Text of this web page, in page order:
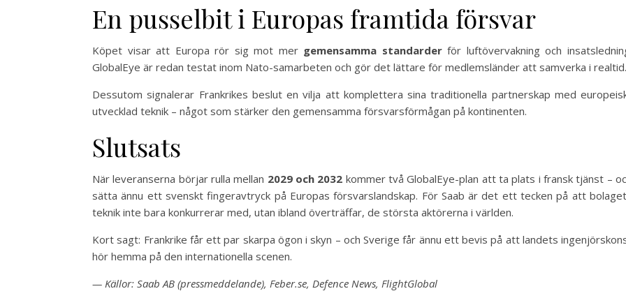
En pusselbit i Europas framtida försvar
Köpet visar att Europa rör sig mot mer gemensamma standarderför luftövervakning och
GlobalEye är redan testat inom Nato-samarbeten och gör det lättare för medlemsländer att samverka i realtid.
Dessutom signalerar Frankrikes beslut en vilja att komplettera sina traditionella partnerskap med
utvecklad teknik – något som stärker den gemensamma försvarsförmågan på kontinenten.
Slutsats
När leveranserna börjar rulla mellan 2029 och 2032 kommer två GlobalEye-plan att ta plats i fransk tjänst –
sätta ännu ett svenskt fingeravtryck på Europas försvarslandskap. För Saab är det ett tecken på att
teknik inte bara konkurrerar med, utan ibland överträffar, de största aktörerna i världen.
Kort sagt: Frankrike får ett par skarpa ögon i skyn – och Sverige får ännu ett bevis på att landets
hör hemma på den internationella scenen.
— Källor: Saab AB (pressmeddelande), Feber.se, Defence News, FlightGlobal